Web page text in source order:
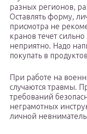
разных регионов,
Оставлять форму,
присмотра не
кранов течет
неприятно. Надо
покупать в
При работе на
случаются травмы.
требований
неграмотных
личной